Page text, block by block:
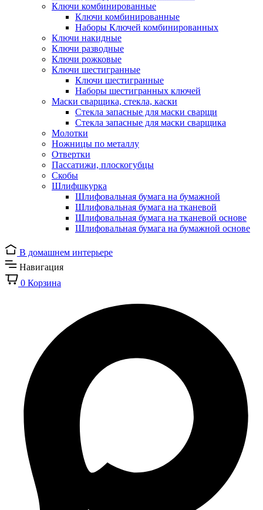
Ключи комбинированные
Ключи комбинированные
Наборы Ключей комбинированных
Ключи накидные
Ключи разводные
Ключи рожковые
Ключи шестигранные
Ключи шестигранные
Наборы шестигранных ключей
Маски сварщика, стекла, каски
Стекла запасные для маски сварщи
Стекла запасные для маски сварщика
Молотки
Ножницы по металлу
Отвертки
Пассатижи, плоскогубцы
Скобы
Шлифшкурка
Шлифовальная бумага на бумажной
Шлифовальная бумага на тканевой
Шлифовальная бумага на тканевой основе
Шлифовальная бумага на бумажной основе
В домашнем интерьере
Навигация
0 Корзина